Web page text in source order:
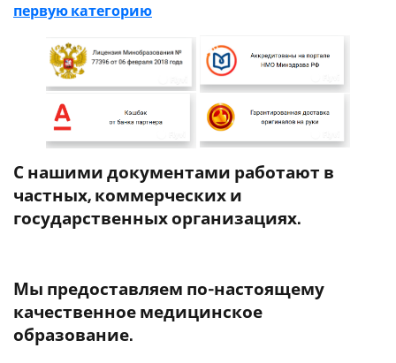
первую категорию
С нашими документами работают в
частных, коммерческих и
государственных организациях.
Мы предоставляем по-настоящему
качественное медицинское
образование.